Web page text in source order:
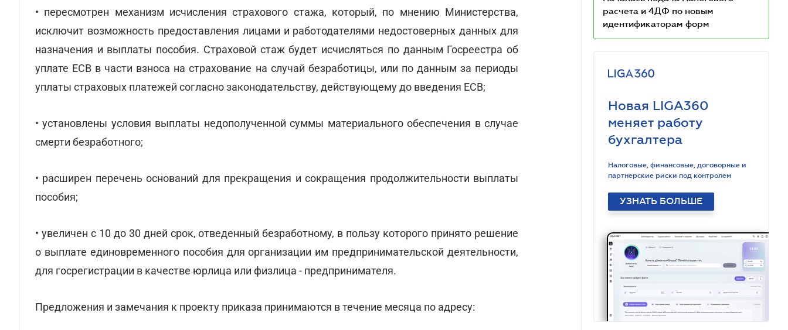
• пересмотрен механизм исчисления страхового стажа, который, по мнению Министерства,
исключит возможность предоставления лицами и работодателями недостоверных данных для
назначения и выплаты пособия. Страховой стаж будет исчисляться по данным Госреестра об
уплате ЕСВ в части взноса на страхование на случай безработицы, или по данным за периоды
уплаты страховых платежей согласно законодательству, действующему до введения ЕСВ;
• установлены условия выплаты недополученной суммы материального обеспечения в случае
смерти безработного;
• расширен перечень оснований для прекращения и сокращения продолжительности выплаты
пособия;
• увеличен с 10 до 30 дней срок, отведенный безработному, в пользу которого принято решение
о выплате единовременного пособия для организации им предпринимательской деятельности,
для госрегистрации в качестве юрлица или физлица - предпринимателя.
Предложения и замечания к проекту приказа принимаются в течение месяца по адресу:
расчета и 4ДФ по новым
идентификаторам форм
Новая LIGA360
меняет работу
бухгалтера
Налоговые, финансовые, договорные и
партнерские риски под контролем
УЗНАТЬ БОЛЬШЕ